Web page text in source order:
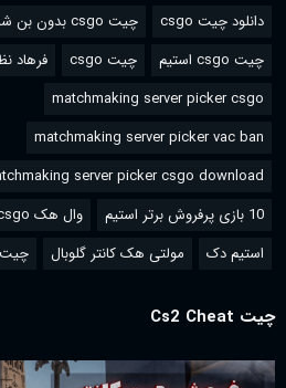
دانلود چیت csgo چیت csgo بدون بن شدن
چیت csgo استیم
چیت csgo
فرهاد
matchmaking server picker csgo
matchmaking server picker vac ban
server picker csgo download
10 بازی پرفروش برتر استیم
وال هک csgo
استیم دک
مولتی هک کانتر گلوبال چیت
چیت Cs2 Cheat